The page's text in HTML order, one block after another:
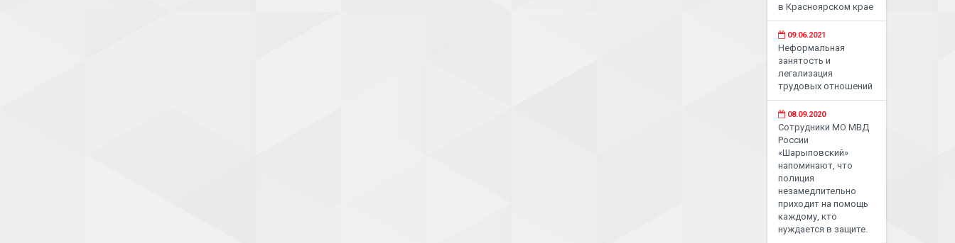
в Красноярском крае
09.06.2021
Неформальная
занятость и
легализация
трудовых отношений
08.09.2020
Сотрудники МО МВД
России
«Шарыповский»
напоминают, что
полиция
незамедлительно
приходит на помощь
каждому, кто
нуждается в защите.